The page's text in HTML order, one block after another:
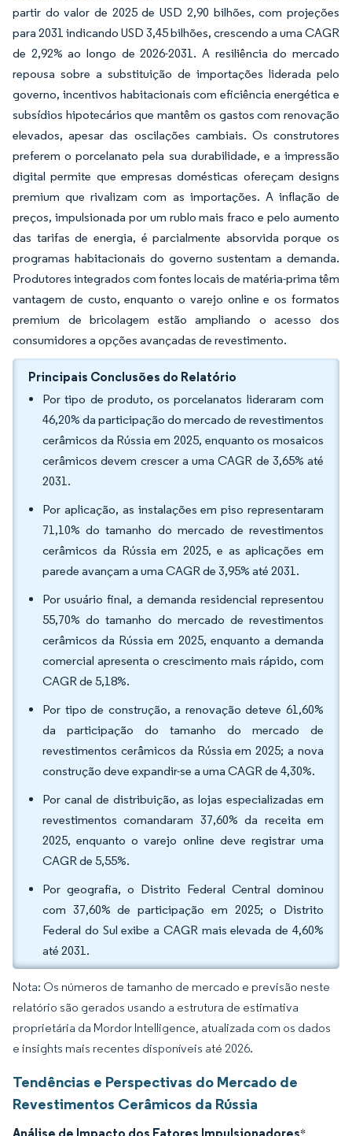
partir do valor de 2025 de USD 2,90 bilhões, com projeções
para 2031 indicando USD 3,45 bilhões, crescendo a uma CAGR
de 2,92% ao longo de 2026-2031. A resiliência do mercado
repousa sobre a substituição de importações liderada pelo
governo, incentivos habitacionais com eficiência energética e
subsídios hipotecários que mantêm os gastos com renovação
elevados, apesar das oscilações cambiais. Os construtores
preferem o porcelanato pela sua durabilidade, e a impressão
digital permite que empresas domésticas ofereçam designs
premium que rivalizam com as importações. A inflação de
preços, impulsionada por um rublo mais fraco e pelo aumento
das tarifas de energia, é parcialmente absorvida porque os
programas habitacionais do governo sustentam a demanda.
Produtores integrados com fontes locais de matéria-prima têm
vantagem de custo, enquanto o varejo online e os formatos
premium de bricolagem estão ampliando o acesso dos
consumidores a opções avançadas de revestimento.
Principais Conclusões do Relatório
Por tipo de produto, os porcelanatos lideraram com
46,20% da participação do mercado de revestimentos
cerâmicos da Rússia em 2025, enquanto os mosaicos
cerâmicos devem crescer a uma CAGR de 3,65% até
2031.
Por aplicação, as instalações em piso representaram
71,10% do tamanho do mercado de revestimentos
cerâmicos da Rússia em 2025, e as aplicações em
parede avançam a uma CAGR de 3,95% até 2031.
Por usuário final, a demanda residencial representou
55,70% do tamanho do mercado de revestimentos
cerâmicos da Rússia em 2025, enquanto a demanda
comercial apresenta o crescimento mais rápido, com
CAGR de 5,18%.
Por tipo de construção, a renovação deteve 61,60%
da participação do tamanho do mercado de
revestimentos cerâmicos da Rússia em 2025; a nova
construção deve expandir-se a uma CAGR de 4,30%.
Por canal de distribuição, as lojas especializadas em
revestimentos comandaram 37,60% da receita em
2025, enquanto o varejo online deve registrar uma
CAGR de 5,55%.
Por geografia, o Distrito Federal Central dominou
com 37,60% de participação em 2025; o Distrito
Federal do Sul exibe a CAGR mais elevada de 4,60%
até 2031.
Nota: Os números de tamanho de mercado e previsão neste
relatório são gerados usando a estrutura de estimativa
proprietária da Mordor Intelligence, atualizada com os dados
e insights mais recentes disponíveis até 2026.
Tendências e Perspectivas do Mercado de
Revestimentos Cerâmicos da Rússia
Análise de Impacto dos Fatores Impulsionadores